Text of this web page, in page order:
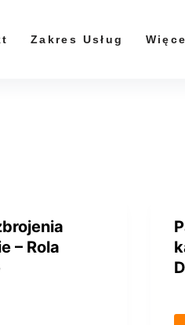
Zakres Usług
– Rola